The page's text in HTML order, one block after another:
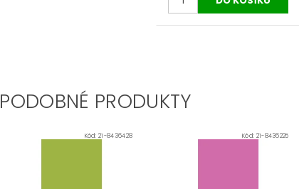
PODOBNÉ PRODUKTY
Kód:21-8436428 Kód: 21-8436225